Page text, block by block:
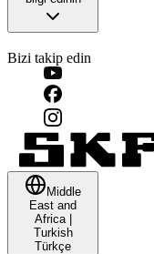
Bizi takip edin
Middle
East and
Africa|
Turkish
Türkçe